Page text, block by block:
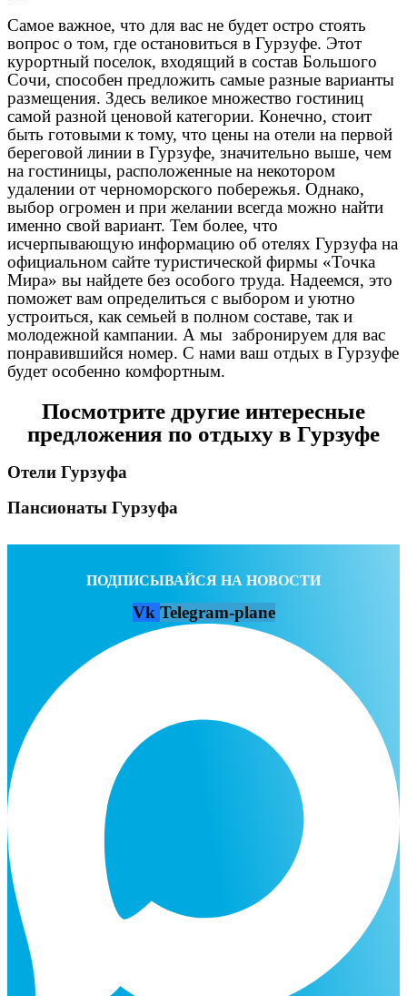
Самое важное, что для вас не будет остро стоять
вопрос о том, где остановиться в Гурзуфе. Этот
курортный поселок, входящий в состав Большого
Сочи, способен предложить самые разные варианты
размещения. Здесь великое множество гостиниц
самой разной ценовой категории. Конечно, стоит
быть готовыми к тому, что цены на отели на первой
береговой линии в Гурзуфе, значительно выше, чем
на гостиницы, расположенные на некотором
удалении от черноморского побережья. Однако,
выбор огромен и при желании всегда можно найти
именно свой вариант. Тем более, что
исчерпывающую информацию об отелях Гурзуфа на
официальном сайте туристической фирмы «Точка
Мира» вы найдете без особого труда. Надеемся, это
поможет вам определиться с выбором и уютно
устроиться, как семьей в полном составе, так и
молодежной кампании. А мы забронируем для вас
понравившийся номер. С нами ваш отдых в Гурзуфе
будет особенно комфортным.
Посмотрите другие интересные
предложения по отдыху в Гурзуфе
Отели Гурзуфа
Пансионаты Гурзуфа
ПОДПИСЫВАЙСЯ НА НОВОСТИ
Vk Telegram-plane